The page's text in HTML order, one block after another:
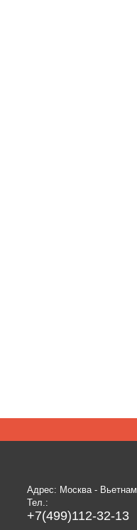
Адрес: Москва - Вьетнам
Тел.:
+7(499)112-32-13